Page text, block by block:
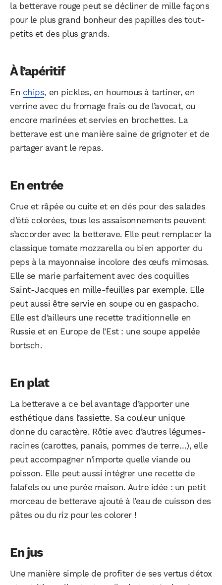
la betterave rouge peut se décliner de mille façons
pour le plus grand bonheur des papilles des tout-
petits et des plus grands.
À l’apéritif
En chips, en pickles, en houmous à tartiner, en
verrine avec du fromage frais ou de l’avocat, ou
encore marinées et servies en brochettes. La
betterave est une manière saine de grignoter et de
partager avant le repas.
En entrée
Crue et râpée ou cuite et en dés pour des salades
d’été colorées, tous les assaisonnements peuvent
s’accorder avec la betterave. Elle peut remplacer la
classique tomate mozzarella ou bien apporter du
peps à la mayonnaise incolore des œufs mimosas.
Elle se marie parfaitement avec des coquilles
Saint-Jacques en mille-feuilles par exemple. Elle
peut aussi être servie en soupe ou en gaspacho.
Elle est d’ailleurs une recette traditionnelle en
Russie et en Europe de l’Est : une soupe appelée
bortsch.
En plat
La betterave a ce bel avantage d’apporter une
esthétique dans l’assiette. Sa couleur unique
donne du caractère. Rôtie avec d’autres légumes-
racines (carottes, panais, pommes de terre…), elle
peut accompagner n’importe quelle viande ou
poisson. Elle peut aussi intégrer une recette de
falafels ou une purée maison. Autre idée : un petit
morceau de betterave ajouté à l’eau de cuisson des
pâtes ou du riz pour les colorer !
En jus
Une manière simple de profiter de ses vertus détox